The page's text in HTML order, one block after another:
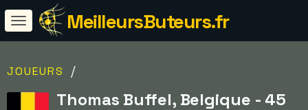
MeilleursButeurs.fr
JOUEURS /
Thomas Buffel, Belgique - 45